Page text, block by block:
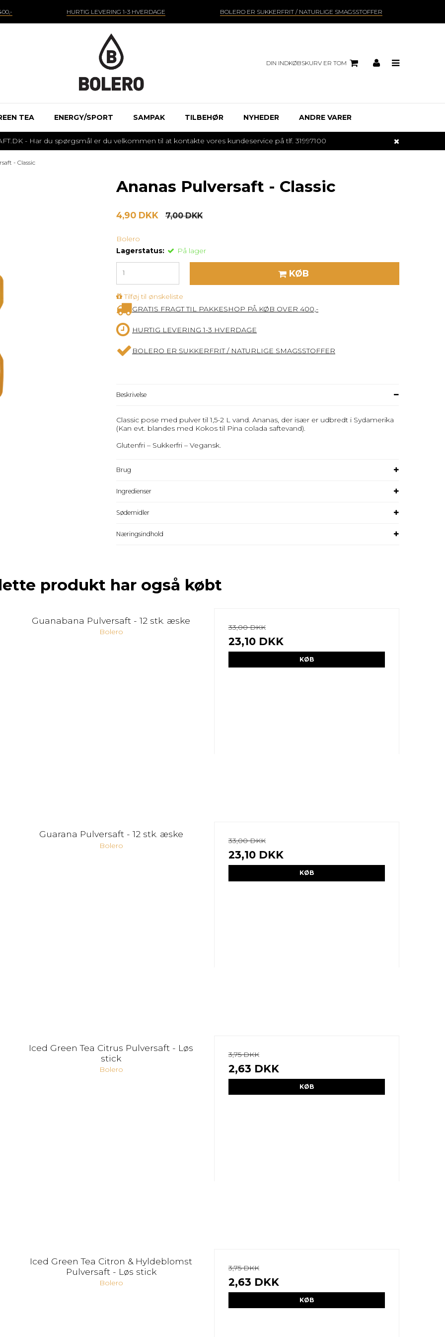
HURTIG LEVERING 1-3 HVERDAGE BOLERO ER SUKKERFRIT / NATURLIGE SMAGSSTOFFER
DIN INDKØBSKURV ER TOM
TEA ENERGY/SPORT SAMPAK TILBEHØR NYHEDER ANDRE VARER
- Har du spørgsmål er du velkommen til at kontakte vores kundeservice på tlf. 31997100
- Classic
Ananas Pulversaft - Classic
4,90 DKK 7,00 DKK
Bolero
Lagerstatus:
På lager
KØB
Tilføj til ønskeliste
GRATIS FRAGT TIL PAKKESHOP PÅ KØB OVER 400,-
HURTIG LEVERING 1-3 HVERDAGE
BOLERO ER SUKKERFRIT / NATURLIGE SMAGSSTOFFER
Beskrivelse
Classic pose med pulver til 1,5-2 L vand. Ananas, der især er udbredt i Sydamerika
(Kan evt. blandes med Kokos til Pina colada saftevand).
Glutenfri – Sukkerfri – Vegansk.
Brug
Ingredienser
Sødemidler
Næringsindhold
produkt har også købt
Guanabana Pulversaft - 12 stk. æske
Bolero
33,00 DKK
23,10 DKK
KØB
Guarana Pulversaft - 12 stk. æske
Bolero
33,00 DKK
23,10 DKK
KØB
Iced Green Tea Citrus Pulversaft - Løs
stick
Bolero
3,75 DKK
2,63 DKK
KØB
Iced Green Tea Citron & Hyldeblomst
Pulversaft - Løs stick
Bolero
3,75 DKK
2,63 DKK
KØB